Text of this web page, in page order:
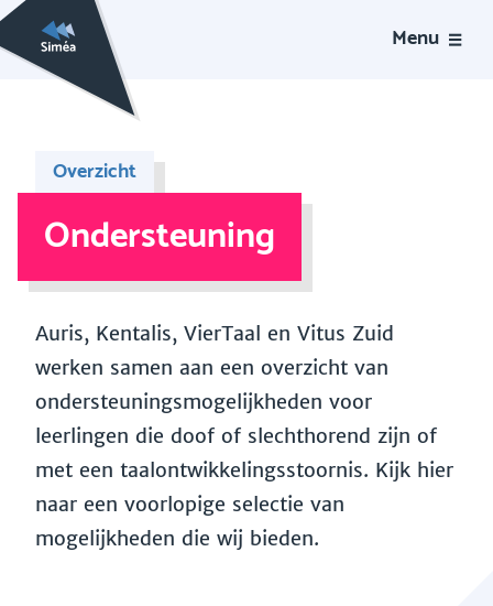
Menu
Overzicht
Ondersteuning
Auris, Kentalis, VierTaal en Vitus Zuid
werken samen aan een overzicht van
ondersteuningsmogelijkheden voor
leerlingen die doof of slechthorend zijn of
met een taalontwikkelingsstoornis. Kijk hier
naar een voorlopige selectie van
mogelijkheden die wij bieden.